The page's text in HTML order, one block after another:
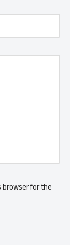
browser for the